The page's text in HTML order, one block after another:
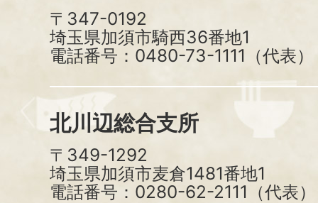
〒347-0192
埼玉県加須市騎西36番地1
電話番号：0480-73-1111（代表）
北川辺総合支所
〒349-1292
埼玉県加須市麦倉1481番地1
電話番号：0280-62-2111（代表）